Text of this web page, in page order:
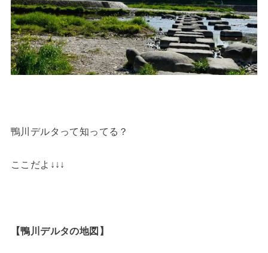
鴨川デルタって知ってる？
ここだよ↓↓↓
【鴨川デルタの地図】